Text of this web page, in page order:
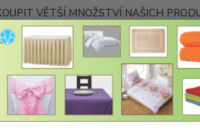
VĚTŠÍ MNOŽSTVÍ NAŠICH
Kontakty
Hledat